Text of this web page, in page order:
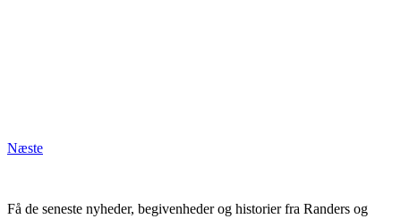
Næste
Få de seneste nyheder, begivenheder og historier fra Randers og